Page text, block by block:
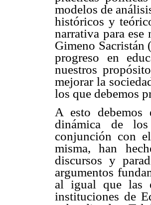
modelos de
históricos y
narrativa para
Gimeno Sacristán
progreso en
nuestros
mejorar la
los que debemos
A esto
dinámica de
conjunción con
misma, han
discursos y
argumentos
al igual que las
instituciones de